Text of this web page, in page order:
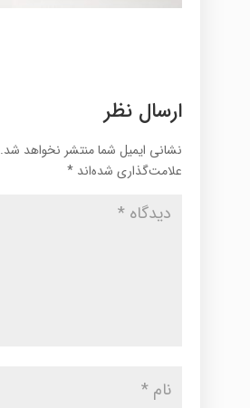
ارسال نظر
نشانی ایمیل شما منتشر نخواهد شد.
علامت‌گذاری شده‌اند *